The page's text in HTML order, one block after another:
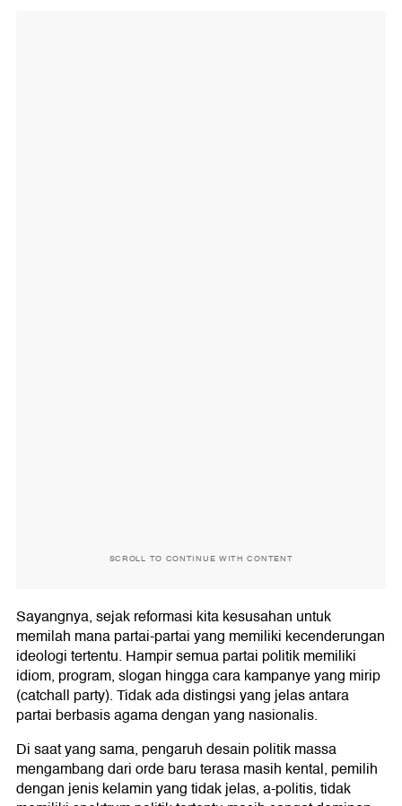
SCROLL TO CONTINUE WITH CONTENT
Sayangnya, sejak reformasi kita kesusahan untuk
memilah mana partai-partai yang memiliki kecenderungan
ideologi tertentu. Hampir semua partai politik memiliki
idiom, program, slogan hingga cara kampanye yang mirip
(catchall party). Tidak ada distingsi yang jelas antara
partai berbasis agama dengan yang nasionalis.
Di saat yang sama, pengaruh desain politik massa
mengambang dari orde baru terasa masih kental, pemilih
dengan jenis kelamin yang tidak jelas, a-politis, tidak